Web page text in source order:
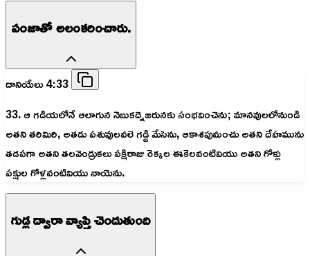
పంజాతో అలంకరించారు.
దానియేలు 4:33
33. ఆ గడియలోనే ఆలాగున నెబుకద్నెజరునకు సంభవించెను; మానవులలోనుండి
అతని తరిమిరి, అతడు పశువులవలె గడ్డి మేసెను, ఆకాశపుమంచు అతని దేహమును
తడపగా అతని తలవెండ్రుకలు పక్షిరాజు రెక్కల ఈకెలవంటివియు అతని గోళ్లు
పక్షుల గోళ్లవంటివియు నాయెను.
గుడ్ల ద్వారా వ్యాప్తి చెందుతుంది